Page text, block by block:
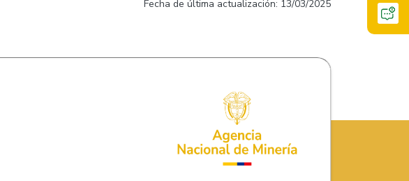
Fecha de última actualización: 13/03/2025